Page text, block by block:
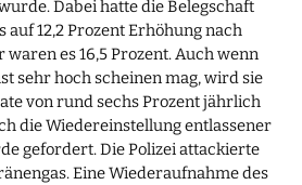
Dabei hatte die Belegschaft
12,2 Prozent Erhöhung nach
es 16,5 Prozent. Auch wenn
sehr hoch scheinen mag, wird sie
von rund sechs Prozent jährlich
die Wiedereinstellung entlassener
gefordert. Die Polizei attackierte
Eine Wiederaufnahme des